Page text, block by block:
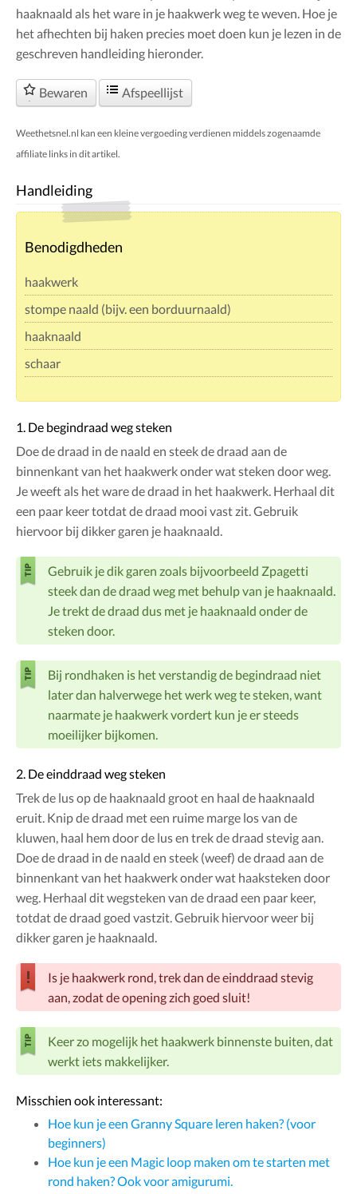
haaknaald als het ware in je haakwerk weg te weven. Hoe je
het afhechten bij haken precies moet doen kun je lezen in de
geschreven handleiding hieronder.
Bewaren Afspeellijst
Weethetsnel.nl kan een kleine vergoeding verdienen middels zogenaamde
affiliate links in dit artikel.
Handleiding
Benodigdheden
haakwerk
stompe naald (bijv. een borduurnaald)
haaknaald
schaar
1. De begindraad weg steken
Doe de draad in de naald en steek de draad aan de
binnenkant van het haakwerk onder wat steken door weg.
Je weeft als het ware de draad in het haakwerk. Herhaal dit
een paar keer totdat de draad mooi vast zit. Gebruik
hiervoor bij dikker garen je haaknaald.
Gebruik je dik garen zoals bijvoorbeeld Zpagetti
steek dan de draad weg met behulp van je haaknaald.
Je trekt de draad dus met je haaknaald onder de
steken door.
Bij rondhaken is het verstandig de begindraad niet
later dan halverwege het werk weg te steken, want
naarmate je haakwerk vordert kun je er steeds
moeilijker bijkomen.
2. De einddraad weg steken
Trek de lus op de haaknaald groot en haal de haaknaald
eruit. Knip de draad met een ruime marge los van de
kluwen, haal hem door de lus en trek de draad stevig aan.
Doe de draad in de naald en steek (weef) de draad aan de
binnenkant van het haakwerk onder wat haaksteken door
weg. Herhaal dit wegsteken van de draad een paar keer,
totdat de draad goed vastzit. Gebruik hiervoor weer bij
dikker garen je haaknaald.
Is je haakwerk rond, trek dan de einddraad stevig
aan, zodat de opening zich goed sluit!
Keer zo mogelijk het haakwerk binnenste buiten, dat
werkt iets makkelijker.
Misschien ook interessant:
Hoe kun je een Granny Square leren haken? (voor
beginners)
Hoe kun je een Magic loop maken om te starten met
rond haken? Ook voor amigurumi.